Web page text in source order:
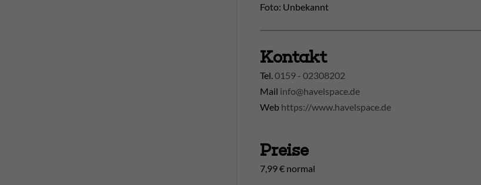
Foto: Unbekannt
Kontakt
Tel. 0159 - 02308202
Mail info@havelspace.de
Web https://www.havelspace.de
Preise
7,99 € normal